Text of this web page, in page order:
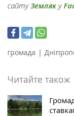
сайтуЗемляку
громада |
Читайте також